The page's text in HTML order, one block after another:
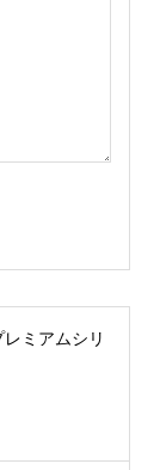
ミアムシリ